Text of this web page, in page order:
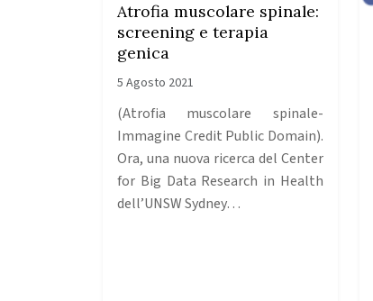
Atrofia muscolare spinale:
screening e terapia
genica
5 Agosto 2021
(Atrofia muscolare spinale-
Immagine Credit Public Domain).
Ora, una nuova ricerca del Center
for Big Data Research in Health
dell’UNSW Sydney…